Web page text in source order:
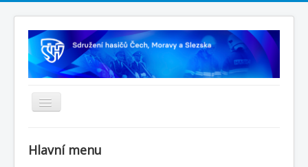
Rejstřík sportu
Hlavní menu